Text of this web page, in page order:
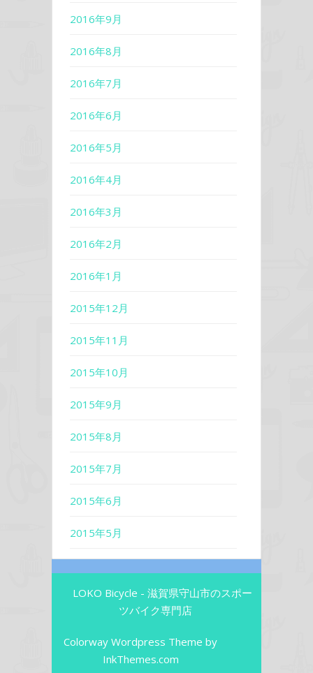
2016年9月
2016年8月
2016年7月
2016年6月
2016年5月
2016年4月
2016年3月
2016年2月
2016年1月
2015年12月
2015年11月
2015年10月
2015年9月
2015年8月
2015年7月
2015年6月
2015年5月
LOKO Bicycle - 滋賀県守山市のスポー
ツバイク専門店
Colorway Wordpress Theme by
InkThemes.com